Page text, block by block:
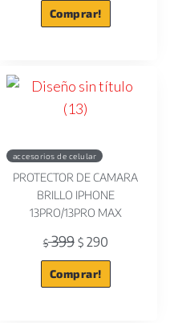
Comprar!
accesorios de celular
PROTECTOR DE CAMARA
BRILLO IPHONE
13PRO/13PRO MAX
$399 $290
Comprar!